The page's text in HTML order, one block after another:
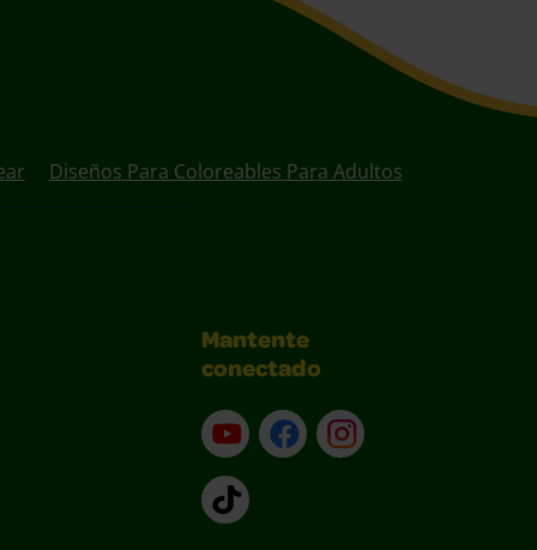
Diseños Para Coloreables Para Adultos
Mantente
conectado
YouTube (en inglés)
Facebook (en inglés)
Instagram (en
TikTok